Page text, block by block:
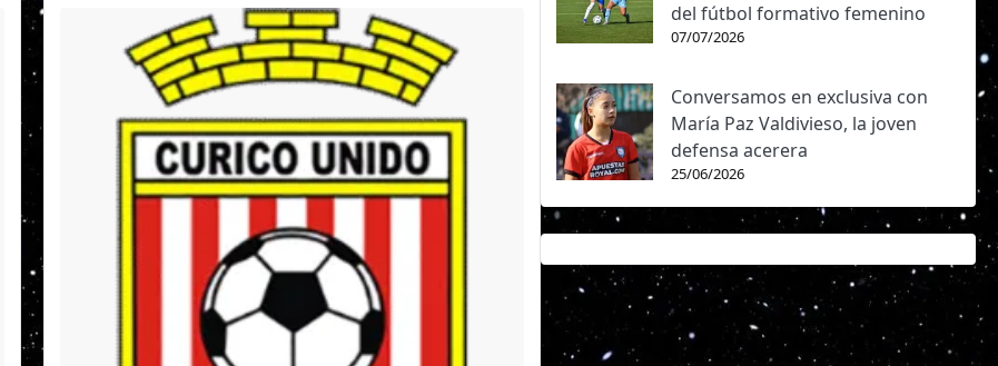
del fútbol formativo femenino
07/07/2026
Conversamos en exclusiva con
María Paz Valdivieso, la joven
defensa acerera
25/06/2026